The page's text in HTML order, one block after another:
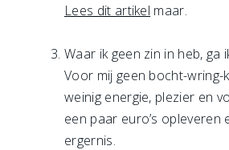
Lees dit artikel maar.
Waar ik geen zin in heb, ga
Voor mij geen bocht-wring-
weinig energie, plezier en
een paar euro’s opleveren
ergernis.